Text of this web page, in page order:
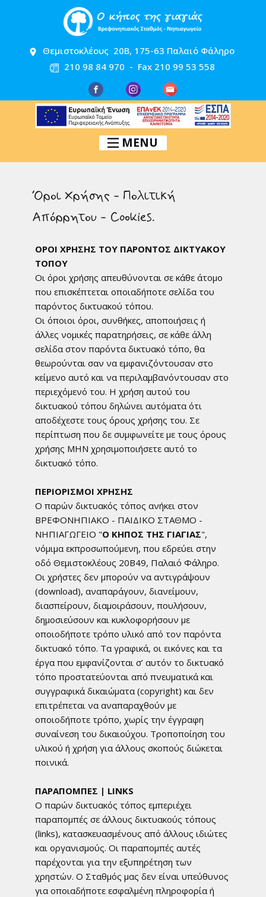
210 98 84 970 - Fax 210 99 53 558
Θεμιστοκλέους 20Β, 175-63 Παλαιό Φάληρο
MENU
Όροι Χρήσης - Πολιτική
Απόρρητου - Cookies.
ΟΡΟΙ ΧΡΗΣΗΣ ΤΟΥ ΠΑΡΟΝΤΟΣ ΔΙΚΤΥΑΚΟΥ
ΤΟΠΟΥ
Οι όροι χρήσης απευθύνονται σε κάθε άτομο
που επισκέπτεται οποιαδήποτε σελίδα του
παρόντος δικτυακού τόπου.
Οι όποιοι όροι, συνθήκες, αποποιήσεις ή
άλλες νομικές παρατηρήσεις, σε κάθε άλλη
σελίδα στον παρόντα δικτυακό τόπο, θα
θεωρούνται σαν να εμφανιζόντουσαν στο
κείμενο αυτό και να περιλαμβανόντουσαν στο
περιεχόμενό του. Η χρήση αυτού του
δικτυακού τόπου δηλώνει αυτόματα ότι
αποδέχεστε τους όρους χρήσης του. Σε
περίπτωση που δε συμφωνείτε με τους όρους
χρήσης ΜΗΝ χρησιμοποιήσετε αυτό το
δικτυακό τόπο.
ΠΕΡΙΟΡΙΣΜΟΙ ΧΡΗΣΗΣ
Ο παρών δικτυακός τόπος ανήκει στον
ΒΡΕΦΟΝΗΠΙΑΚΟ - ΠΑΙΔΙΚΟ ΣΤΑΘΜΟ -
ΝΗΠΙΑΓΩΓΕΙΟ "Ο ΚΗΠΟΣ ΤΗΣ ΓΙΑΓΙΑΣ",
νόμιμα εκπροσωπούμενη, που εδρεύει στην
οδό Θεμιστοκλέους 20Β49, Παλαιό Φάληρο.
Οι χρήστες δεν μπορούν να αντιγράψουν
(download), αναπαράγουν, διανείμουν,
διασπείρουν, διαμοιράσουν, πουλήσουν,
δημοσιεύσουν και κυκλοφορήσουν με
οποιοδήποτε τρόπο υλικό από τον παρόντα
δικτυακό τόπο. Τα γραφικά, οι εικόνες και τα
έργα που εμφανίζονται σ’ αυτόν το δικτυακό
τόπο προστατεύονται από πνευματικά και
συγγραφικά δικαιώματα (copyright) και δεν
επιτρέπεται να αναπαραχθούν με
οποιοδήποτε τρόπο, χωρίς την έγγραφη
συναίνεση του δικαιούχου. Τροποποίηση του
υλικού ή χρήση για άλλους σκοπούς διώκεται
ποινικά.
ΠΑΡΑΠΟΜΠΕΣ | LINKS
Ο παρών δικτυακός τόπος εμπεριέχει
παραπομπές σε άλλους δικτυακούς τόπους
(links), κατασκευασμένους από άλλους ιδιώτες
και οργανισμούς. Οι παραπομπές αυτές
παρέχονται για την εξυπηρέτηση των
χρηστών. Ο Σταθμός μας δεν είναι υπεύθυνος
για οποιαδήποτε εσφαλμένη πληροφορία ή